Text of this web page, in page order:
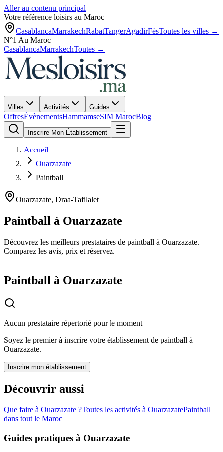
Aller au contenu principal
Votre référence loisirs au Maroc
CasablancaMarrakechRabatTangerAgadirFèsToutes les villes →
N°1 Au Maroc
CasablancaMarrakechToutes →
Villes Activités Guides
OffresÉvènementsHammamseSIM MarocBlog
Inscrire Mon Établissement
Accueil
Ouarzazate
Paintball
Ouarzazate, Draa-Tafilalet
Paintball à Ouarzazate
Découvrez les meilleurs prestataires de paintball à Ouarzazate.
Comparez les avis, prix et réservez.
Paintball à Ouarzazate
Aucun prestataire répertorié pour le moment
Soyez le premier à inscrire votre établissement de paintball à
Ouarzazate.
Inscrire mon établissement
Découvrir aussi
Que faire à Ouarzazate ?Toutes les activités à OuarzazatePaintball
dans tout le Maroc
Guides pratiques à Ouarzazate